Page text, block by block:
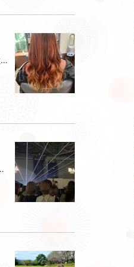
本日は石垣が担当します♡9月がもうそろそろ終わり。雨ばかりで☂️秋っぽさが感じられないですが髪の毛は秋っぽく🫶特殊カラーでいろんな色を🍂🍁🌾テーマは紅葉素敵なカラーに仕上がりました♡次はどんなカラーにしようか、テーマにしようか考えてるだけでもワクワク♡楽しいですねー♪是非是非これからも楽しみにしていてください！おまけ今日は娘の初の運動会♡頑張りましたー！
の様子をチラリと今回は東京エリアの予選でしたので次は11月ファイナル！そちらも行くことにしまた新たに刺激を受けてきますまた会場で高校の時の同級生と会い頑張っていると聞き私ももっと頑張ろうとあらためて思いました今日はこの辺りで…😂ではまた